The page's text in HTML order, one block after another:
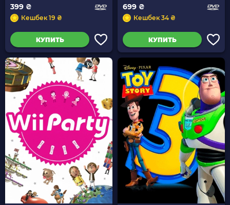
399 ₴
Кешбек 19 ₴
КУПИТЬ
699 ₴
Кешбек 34 ₴
КУПИТЬ